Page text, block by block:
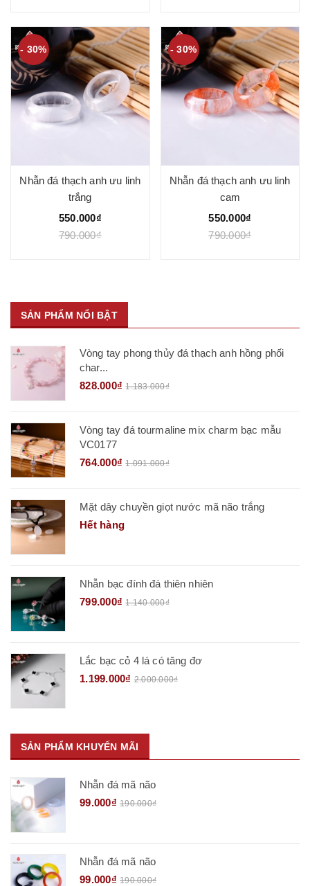
- 30%
Nhẫn đá thạch anh ưu linh
trắng
550.000₫
790.000₫
- 30%
Nhẫn đá thạch anh ưu linh
cam
550.000₫
790.000₫
SẢN PHẨM NỔI BẬT
Vòng tay phong thủy đá thạch anh hồng phối
char...
828.000₫ 1.183.000₫
Vòng tay đá tourmaline mix charm bạc mẫu
VC0177
764.000₫ 1.091.000₫
Mặt dây chuyền giọt nước mã não trắng
Hết hàng
Nhẫn bạc đính đá thiên nhiên
799.000₫ 1.140.000₫
Lắc bạc cỏ 4 lá có tăng đơ
1.199.000₫ 2.000.000₫
SẢN PHẨM KHUYẾN MÃI
Nhẫn đá mã não
99.000₫ 190.000₫
Nhẫn đá mã não
99.000₫ 190.000₫